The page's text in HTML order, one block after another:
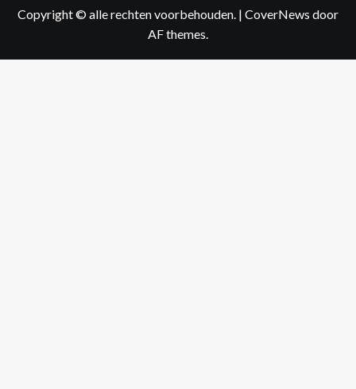
Copyright © alle rechten voorbehouden. | CoverNews door
AF themes.